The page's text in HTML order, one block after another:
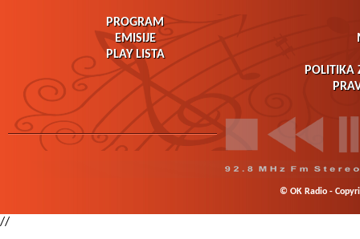
PROGRAM
EMISIJE
PLAY LISTA
POLITIKA
© OK Radio -
//